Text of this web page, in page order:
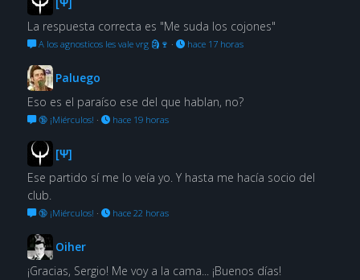
La respuesta correcta es "Me suda los cojones"
A los agnosticos les vale vrg 🗿🍷 · hace 17 horas
Paluego
Eso es el paraíso ese del que hablan, no?
🔞 ¡Miérculos! · hace 19 horas
[Ψ]
Ese partido sí me lo veía yo. Y hasta me hacía socio del
club.
🔞 ¡Miérculos! · hace 22 horas
Oiher
¡Gracias, Sergio! Me voy a la cama... ¡Buenos días!